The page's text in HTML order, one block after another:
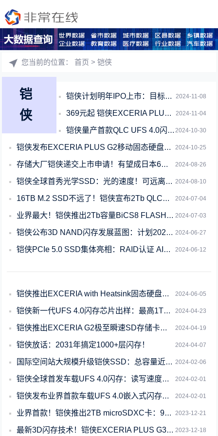
您当前的位置：首页 > 铠侠
铠
侠
2024-11-08
铠侠计划明年IPO上市：目标估值1万亿日元
2024-11-04
369元起 铠侠EXCERIA PLUS G2系列移动硬盘上市：小巧铝制外壳
2024-10-30
铠侠量产首款QLC UFS 4.0闪存：读取速度高达4200 MB/s
2024-10-25
铠侠发布EXCERIA PLUS G2移动固态硬盘：Type-C接口 最高105
2024-08-26
存储大厂铠侠递交上市申请！有望成日本6年来最大规模IPO
2024-08-10
铠侠全球首秀光学SSD：光的速度！可远离CPU 40米
2024-07-04
16TB M.2 SSD不远了！铠侠宣布2Tb QLC闪存
2024-07-03
业界最大！铠侠推出2Tb容量BiCS8 FLASH QLC闪存
2024-06-27
铠侠公布3D NAND闪存发展蓝图：计划2027年实现1000层堆叠
2024-06-12
铠侠PCIe 5.0 SSD集体亮相：RAID认证 AI性能加速25倍！
2024-06-05
铠侠推出EXCERIA with Heatsink固态硬盘：标配散热器 支持PS
2024-04-23
铠侠新一代UFS 4.0闪存芯片出样：最高1TB、封装尺寸更小
2024-04-19
铠侠推出EXCERIA G2极至瞬速SD存储卡：最大可选1TB
2024-04-07
铠侠放话：2031年搞定1000+层闪存！
2024-02-06
国际空间站大规模升级铠侠SSD：总容量近135TB
2024-02-01
铠侠全球首发车载UFS 4.0闪存：读写速度提升100％
2024-02-01
铠侠发布业界首款车载UFS 4.0嵌入式闪存：最高512GB容量
2023-12-21
业界首款！铠侠推出2TB microSDXC卡：90MB/s写入速度
2023-12-18
最新3D闪存技术！铠侠EXCERIA PLUS G3 1TB SSD图赏